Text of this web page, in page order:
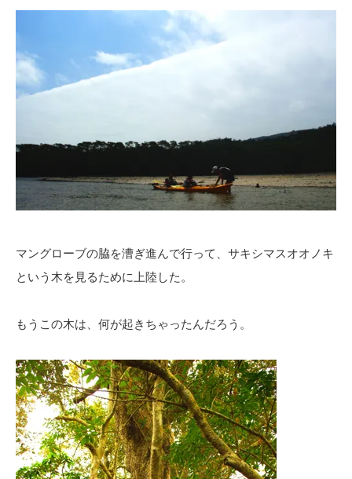
マングローブの脇を漕ぎ進んで行って、サキシマスオオノキ
という木を見るために上陸した。
もうこの木は、何が起きちゃったんだろう。